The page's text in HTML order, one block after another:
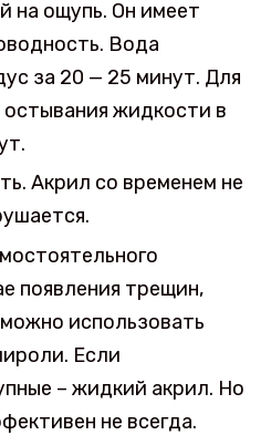
на ощупь. Он имеет
Вода
за 20 — 25 минут. Для
остывания жидкости в
Акрил со временем не
появления трещин,
использовать
Если
– жидкий акрил. Но
не всегда.